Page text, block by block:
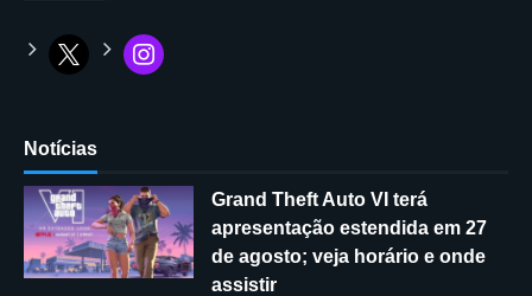
Notícias
Grand Theft Auto VI terá
apresentação estendida em 27
de agosto; veja horário e onde
assistir